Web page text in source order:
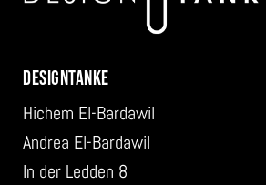
DESIGNTANKE
Hichem El-Bardawil
Andrea El-Bardawil
In der Ledden 8